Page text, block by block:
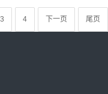
3 4 下一页 尾页